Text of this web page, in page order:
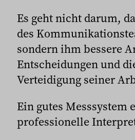
Es geht nicht darum,
des
sondern ihm bessere
Entscheidungen und
Verteidigung seiner
Ein gutes Messsystem
professionelle